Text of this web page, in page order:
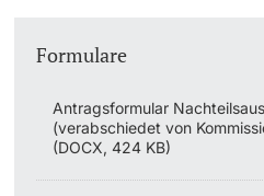
Formulare
Antragsformular
(verabschiedet von
(DOCX, 424 KB)